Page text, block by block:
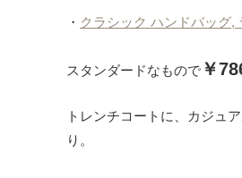
・ クラシック ハンドバッグ,
スタンダードなもので ￥
トレンチコートに、カジュ
り。